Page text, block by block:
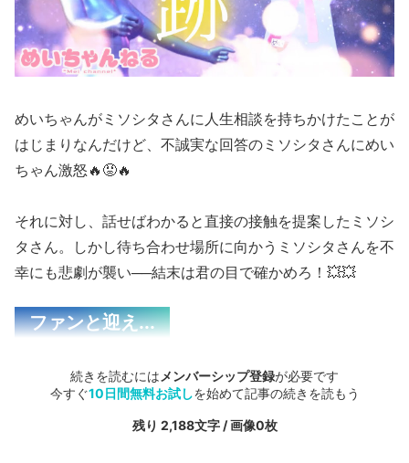
めいちゃんがミソシタさんに人生相談を持ちかけたことが
はじまりなんだけど、不誠実な回答のミソシタさんにめい
ちゃん激怒🔥😡🔥
それに対し、話せばわかると直接の接触を提案したミソシ
タさん。しかし待ち合わせ場所に向かうミソシタさんを不
幸にも悲劇が襲い──結末は君の目で確かめろ！💥💥
ファンと迎え...
続きを読むには メンバーシップ登録が必要です
今すぐ10日間無料お試しを始めて記事の続きを読もう
残り 2,188文字 / 画像0枚